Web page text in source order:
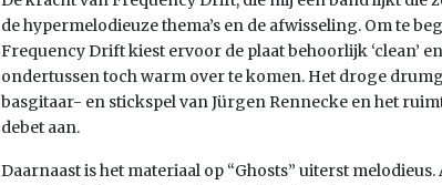
de hypermelodieuze thema’s en de afwisseling. Om te
Frequency Drift kiest ervoor de plaat behoorlijk ‘clean’
ondertussen toch warm over te komen. Het droge
basgitaar- en stickspel van Jürgen Rennecke en het
debet aan.
Daarnaast is het materiaal op “Ghosts” uiterst